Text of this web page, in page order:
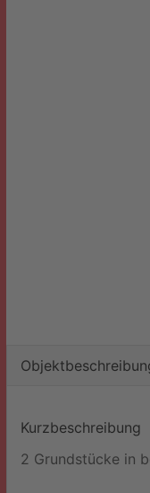
Kurzbeschreibung
2 Grundstücke in